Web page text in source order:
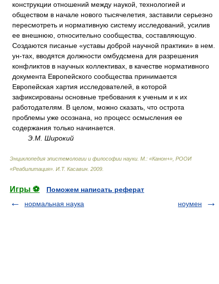
конструкции отношений между наукой, технологией и
обществом в начале нового тысячелетия, заставили серьезно
пересмотреть и нормативную систему исследований, усилив
ее внешнюю, относительно сообщества, составляющую.
Создаются писаные «уставы доброй научной практики» в нем.
ун-тах, вводятся должности омбудсмена для разрешения
конфликтов в научных коллективах, в качестве нормативного
документа Европейского сообщества принимается
Европейская хартия исследователей, в которой
зафиксированы основные требования к ученым и к их
работодателям. В целом, можно сказать, что острота
проблемы уже осознана, но процесс осмысления ее
содержания только начинается.
Э.М. Широкий
Энциклопедия эпистемологии и философии науки. М.: «Канон+», РООИ
«Реабилитация» И.Т. Касавин 2009
Игры ⚽
Поможем написать реферат
нормальная наука
ноумен